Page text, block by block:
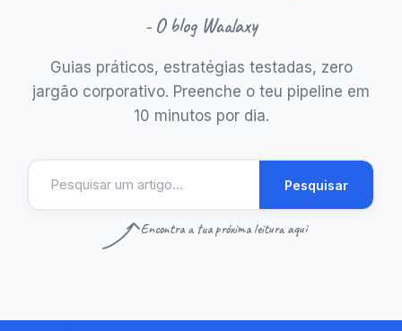
- O blog Waalaxy
Guias práticos, estratégias testadas, zero
jargão corporativo. Preenche o teu pipeline em
10 minutos por dia.
Pesquisar
Encontra a tua próxima leitura aqui